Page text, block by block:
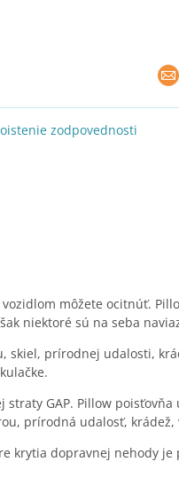
zodpovednosti
môžete ocitnúť.
niektoré sú na seba
skiel, prírodnej udalosti,
GAP. Pillow poisťovňa
prírodná udalosť, krádež,
krytia dopravnej nehody